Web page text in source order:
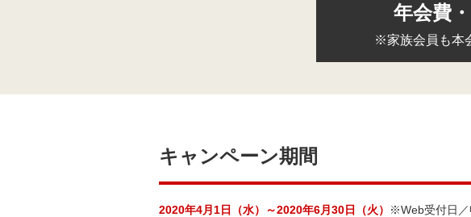
年会費
※家族会員も本
キャンペーン期間
2020年4月1日（水）～2020年6月30日（火） ※Web受付日／